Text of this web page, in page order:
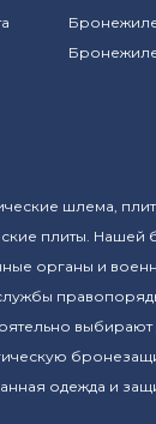
шлема,
плиты. Нашей
органы и
выбирают
одежда и